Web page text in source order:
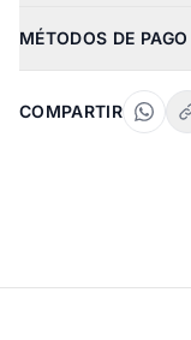
MÉTODOS DE PAGO
COMPARTIR